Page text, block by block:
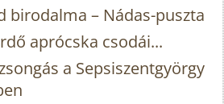
birodalma – Nádas-puszta
aprócska csodái...
a Sepsiszentgyörgy